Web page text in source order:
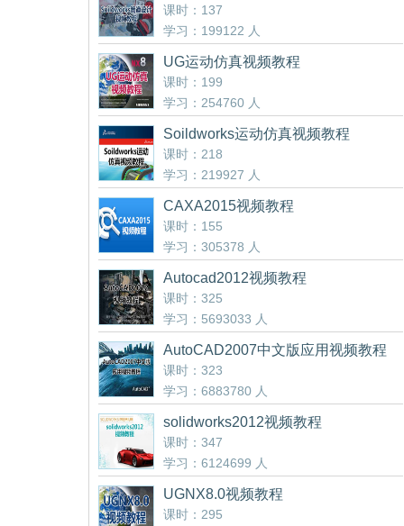
课时：137
学习：199122 人
UG运动仿真视频教程
课时：199
学习：254760 人
Soildworks运动仿真视频教程
课时：218
学习：219927 人
CAXA2015视频教程
课时：155
学习：305378 人
Autocad2012视频教程
课时：325
学习：5693033 人
AutoCAD2007中文版应用视频教程
课时：323
学习：6883780 人
solidworks2012视频教程
课时：347
学习：6124699 人
UGNX8.0视频教程
课时：295